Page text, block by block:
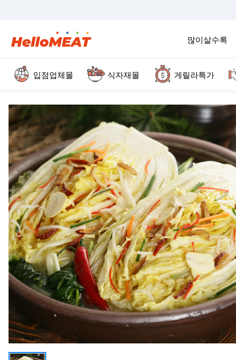
많이살수록
입점업체몰 식자재몰 게릴라특가